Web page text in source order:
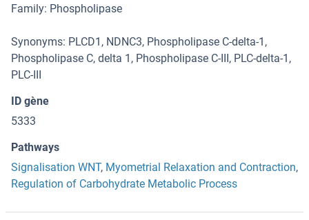
Family: Phospholipase
Synonyms: PLCD1, NDNC3, Phospholipase C-delta-1,
Phospholipase C, delta 1, Phospholipase C-III, PLC-delta-1,
PLC-III
ID gène
5333
Pathways
Signalisation WNT, Myometrial Relaxation and Contraction,
Regulation of Carbohydrate Metabolic Process